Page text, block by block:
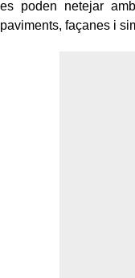
es poden netejar
paviments, façanes i